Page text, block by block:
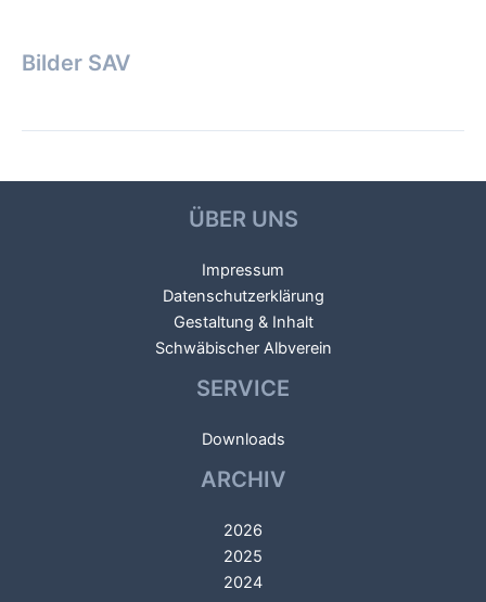
Bilder SAV
ÜBER UNS
Impressum
Datenschutzerklärung
Gestaltung & Inhalt
Schwäbischer Albverein
SERVICE
Downloads
ARCHIV
2026
2025
2024